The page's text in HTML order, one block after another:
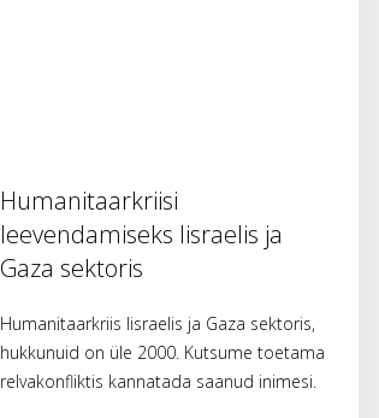
Humanitaarkriisi
leevendamiseks Iisraelis ja
Gaza sektoris
Humanitaarkriis Iisraelis ja Gaza sektoris,
hukkunuid on üle 2000. Kutsume toetama
relvakonfliktis kannatada saanud inimesi.